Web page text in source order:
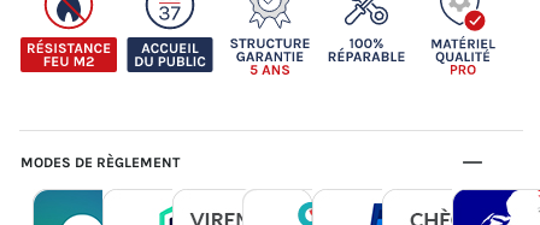
MODES DE RÈGLEMENT